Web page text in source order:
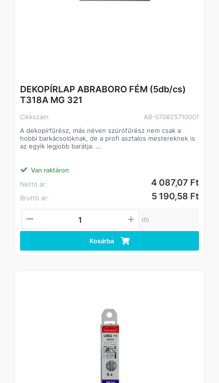
DEKOPÍRLAP ABRABORO FÉM (5db/cs)
T318A MG 321
Cikkszám
AB-070825710001
A dekopírfűrész, más néven szúrófűrész nem csak a
hobbi barkácsolóknak, de a profi asztalos mestereknek is
az egyik legjobb barátja.
profilok,nemvas fémek, üveg,acéllemez alumínium,
műanyag,gumi,bőr,inox, rozsdamentes, saválló
acél,szendvics anyagok
Van raktáron
Nettó ár:
4 087,07 Ft
Bruttó ár: 5 190,58 Ft
db
Kosárba